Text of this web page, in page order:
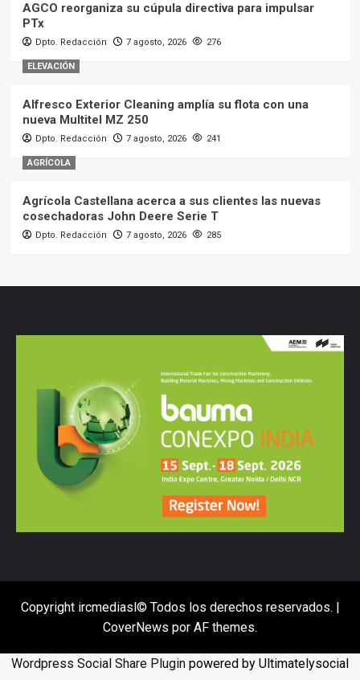
AGCO reorganiza su cúpula directiva para impulsar
PTx
Dpto. Redacción 7 agosto, 2026 276
ELEVACIÓN
Alfresco Exterior Cleaning amplía su flota con una
nueva Multitel MZ 250
Dpto. Redacción 7 agosto, 2026 241
AGRÍCOLA
Agrícola Castellana acerca a sus clientes las nuevas
cosechadoras John Deere Serie T
Dpto. Redacción 7 agosto, 2026 285
Copyright ircmediasl© Todos los derechos reservados. |
CoverNews por AF themes.
Wordpress Social Share Plugin powered by Ultimatelysocial